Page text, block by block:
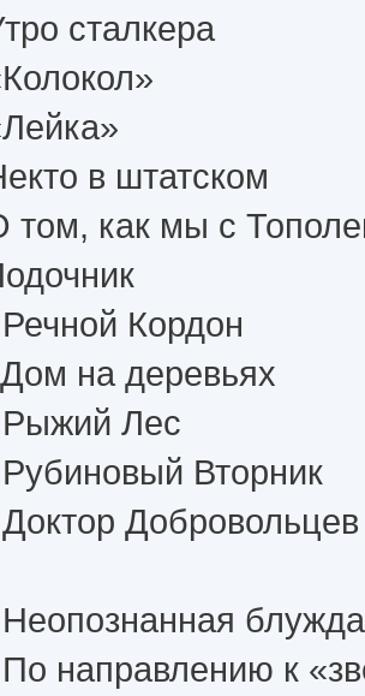
сталкера
в штатском
том, как мы с
Кордон
на деревьях
Рыжий Лес
Вторник
Неопознанная
направлению к